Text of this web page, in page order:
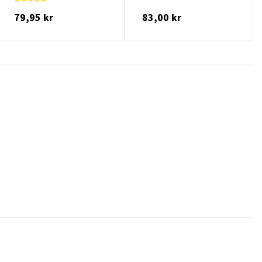
79,95 kr 83,00 kr